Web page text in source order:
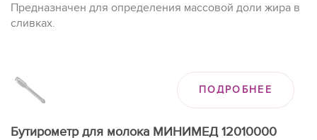
Предназначен для определения массовой доли жира в
сливках.
ПОДРОБНЕЕ
Бутирометр для молока МИНИМЕД 12010000